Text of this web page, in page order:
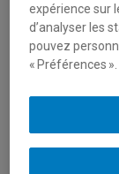
improvisées /
et/ou à l'art
cycles
musique. Avec
doc), Sonic
maîtrise).
expérience sur
d’analyser les
pouvez
« Préférences ».